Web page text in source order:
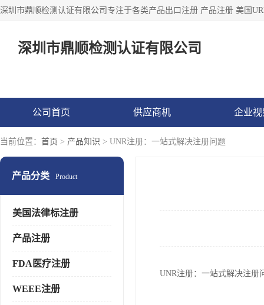
深圳市鼎顺检测认证有限公司
公司首页 供应商机 企业视
当前位置： 首页 > 产品知识 > UNR注册：一站式解决注册问题
产品分类 Product
美国法律标注册
产品注册
FDA医疗注册
WEEE注册
UNR注册：一站式解决注册